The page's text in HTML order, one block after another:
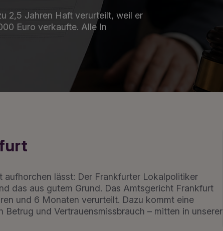
2,5 Jahren Haft verurteilt, weil er
Euro verkaufte. Alle In
aufhorchen lässt: Der Frankfurter Lokalpolitiker
das aus gutem Grund. Das Amtsgericht Frankfurt
und 6 Monaten verurteilt. Dazu kommt eine
und Vertrauensmissbrauch – mitten in unserer